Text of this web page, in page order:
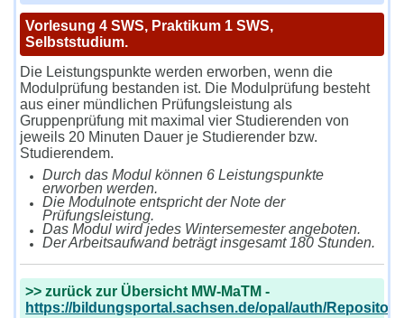
Vorlesung 4 SWS, Praktikum 1 SWS,
Selbststudium.
Die Leistungspunkte werden erworben, wenn die
Modulprüfung bestanden ist. Die Modulprüfung besteht
aus einer mündlichen Prüfungsleistung als
Gruppenprüfung mit maximal vier Studierenden von
jeweils 20 Minuten Dauer je Studierender bzw.
Studierendem.
Durch das Modul können 6 Leistungspunkte
erworben werden.
Die Modulnote entspricht der Note der
Prüfungsleistung.
Das Modul wird jedes Wintersemester angeboten.
Der Arbeitsaufwand beträgt insgesamt 180 Stunden.
>> zurück zur Übersicht MW-MaTM -
https://bildungsportal.sachsen.de/opal/auth/